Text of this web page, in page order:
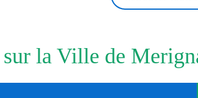
la Ville de